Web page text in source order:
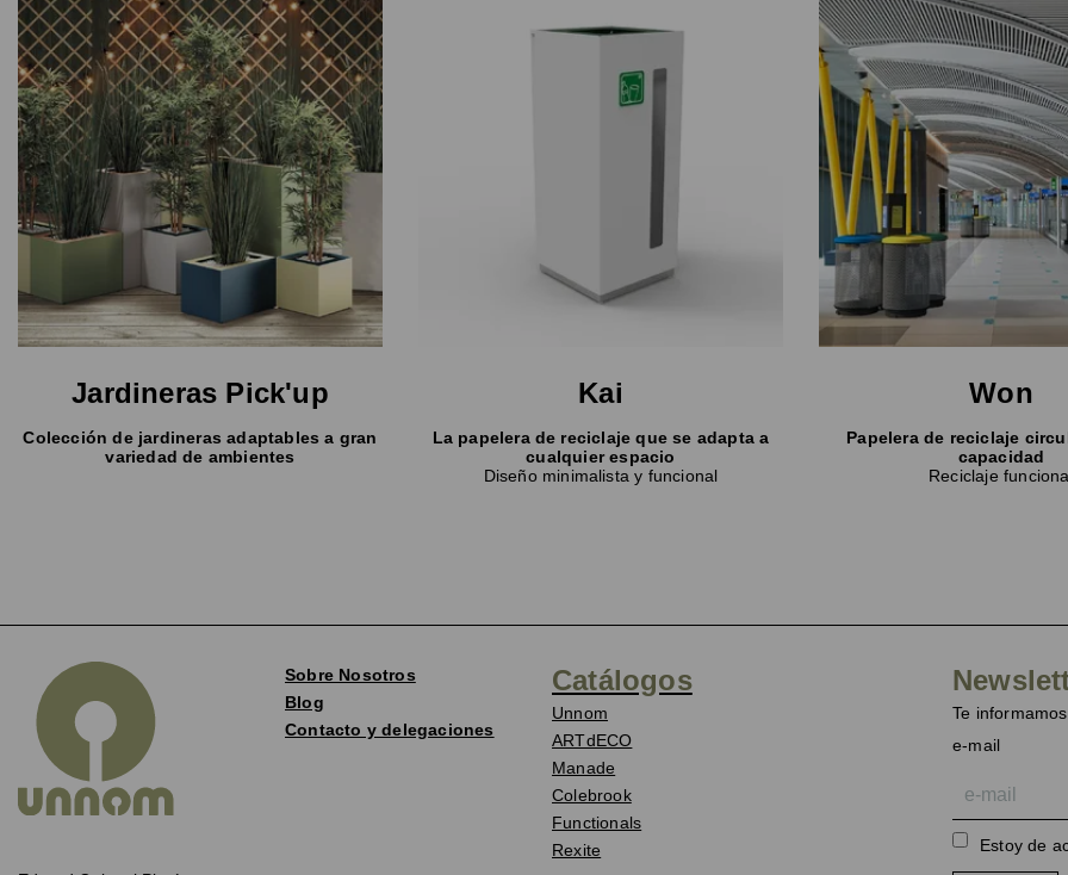
Jardineras Pick'up
Colección de jardineras adaptables a gran
variedad de ambientes
Kai
La papelera de reciclaje que se adapta a
cualquier espacio
Diseño minimalista y funcional
Won
Papelera de reciclaje
capacidad
Reciclaje
Sobre Nosotros
Blog
Contacto y delegaciones
Catálogos
Unnom
ARTdECO
Manade
Colebrook
Functionals
Rexite
Te
e-mail
Estoy de